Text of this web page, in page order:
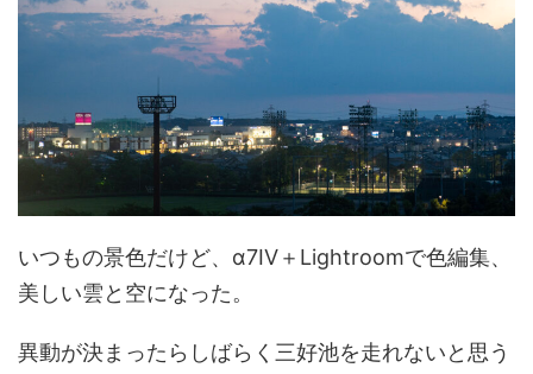
いつもの景色だけど、α7IV＋Lightroomで色編集、
美しい雲と空になった。
異動が決まったらしばらく三好池を走れないと思う